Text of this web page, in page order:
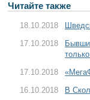
Читайте также
18.10.2018
17.10.2018
17.10.2018
16.10.2018
В